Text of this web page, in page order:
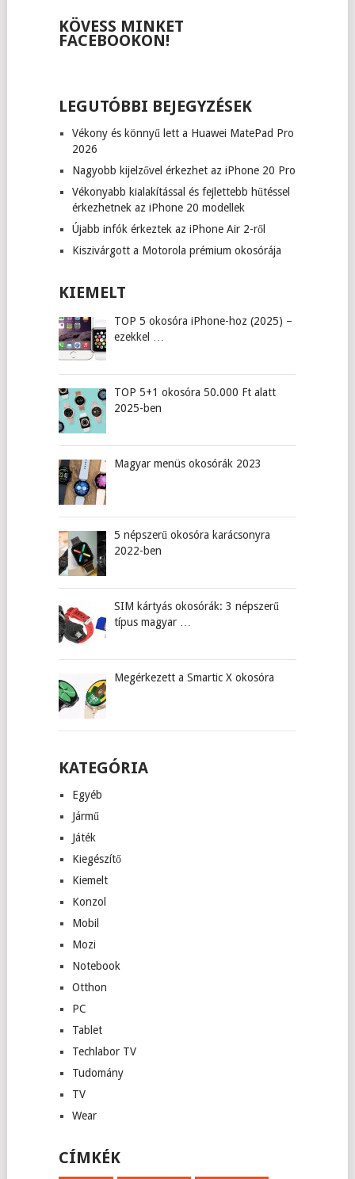
KÖVESS MINKET
FACEBOOKON!
LEGUTÓBBI BEJEGYZÉSEK
Vékony és könnyű lett a Huawei MatePad Pro
2026
Nagyobb kijelzővel érkezhet az iPhone 20 Pro
Vékonyabb kialakítással és fejlettebb hűtéssel
érkezhetnek az iPhone 20 modellek
Újabb infók érkeztek az iPhone Air 2-ről
Kiszivárgott a Motorola prémium okosórája
KIEMELT
TOP 5 okosóra iPhone-hoz (2025) –
ezekkel …
TOP 5+1 okosóra 50.000 Ft alatt
2025-ben
Magyar menüs okosórák 2023
5 népszerű okosóra karácsonyra
2022-ben
SIM kártyás okosórák: 3 népszerű
típus magyar …
Megérkezett a Smartic X okosóra
KATEGÓRIA
Egyéb
Jármű
Játék
Kiegészítő
Kiemelt
Konzol
Mobil
Mozi
Notebook
Otthon
PC
Tablet
Techlabor TV
Tudomány
TV
Wear
CÍMKÉK